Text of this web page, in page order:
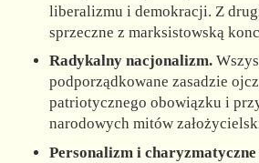
liberalizmu i demokracji. Z
sprzeczne z marksistowską
Radykalny nacjonalizm.
podporządkowane zasadzie
patriotycznego obowiązku i
narodowych mitów
Personalizm i